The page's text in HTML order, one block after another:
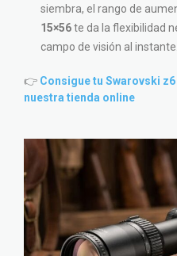
siembra, el rango de
15×56te da la flexibilidad
campo de visión al instante.
👉 Consigue tu Swarovski
nuestra tienda online